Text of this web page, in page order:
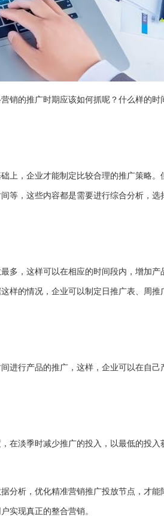
销的推广时期应该如何抓呢？什么样的
上，企业才能制定比较合理的推广策略
等，这些内容都是需要进行综合分析，
多，这样可以在相应的时间段内，增加
样的情况，企业可以制定日推广表、周
进行产品的推广，这样，企业可以在自
在淡季时减少推广的投入，以最低的投
分析，优化精准营销推广投放节点，才
实现真正的整合营销。